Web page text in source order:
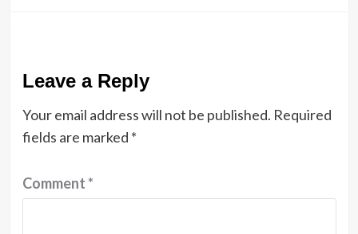
Leave a Reply
Your email address will not be published. Required
fields are marked *
Comment*